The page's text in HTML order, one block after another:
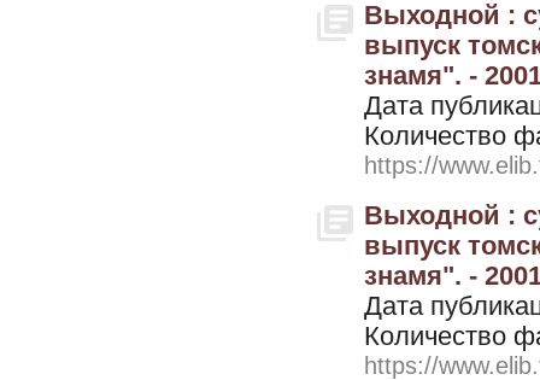
Выходной :
выпуск
знамя". -
Дата
Количество
https://
Выходной :
выпуск
знамя". -
Дата
Количество
https://